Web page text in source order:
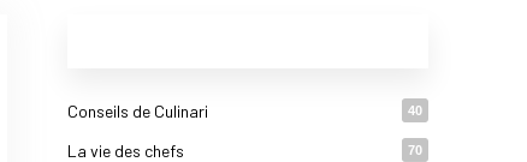
Conseils de Culinari 40
La vie des chefs 70